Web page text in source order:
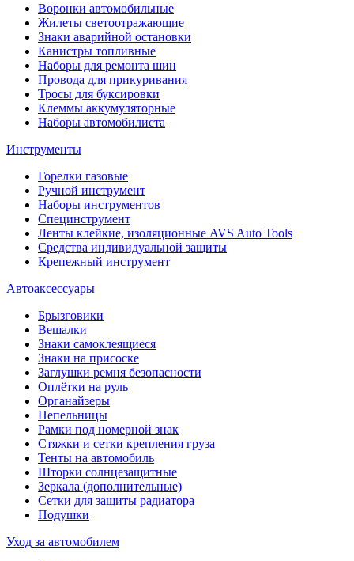
Воронки автомобильные
Жилеты светоотражающие
Знаки аварийной остановки
Канистры топливные
Наборы для ремонта шин
Провода для прикуривания
Тросы для буксировки
Клеммы аккумуляторные
Наборы автомобилиста
Инструменты
Горелки газовые
Ручной инструмент
Наборы инструментов
Специнструмент
Ленты клейкие, изоляционные AVS Auto Tools
Средства индивидуальной защиты
Крепежный инструмент
Автоаксессуары
Брызговики
Вешалки
Знаки самоклеящиеся
Знаки на присоске
Заглушки ремня безопасности
Оплётки на руль
Органайзеры
Пепельницы
Рамки под номерной знак
Стяжки и сетки крепления груза
Тенты на автомобиль
Шторки солнцезащитные
Зеркала (дополнительные)
Сетки для защиты радиатора
Подушки
Уход за автомобилем